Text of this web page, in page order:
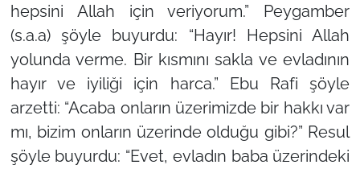
hepsini Allah için veriyorum.” Peygamber
(s.a.a) şöyle buyurdu: “Hayır! Hepsini Allah
yolunda verme. Bir kısmını sakla ve evladının
hayır ve iyiliği için harca.” Ebu Rafi şöyle
arzetti: “Acaba onların üzerimizde bir hakkı var
mı, bizim onların üzerinde olduğu gibi?” Resul
şöyle buyurdu: “Evet, evladın baba üzerindeki